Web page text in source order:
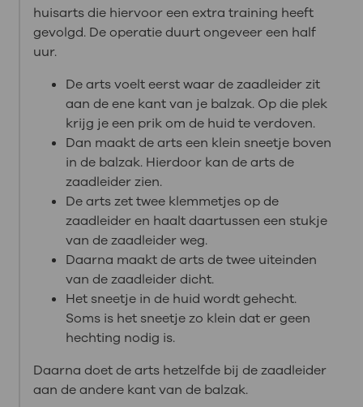
huisarts die hiervoor een extra training heeft
gevolgd. De operatie duurt ongeveer een half
uur.
De arts voelt eerst waar de zaadleider zit
aan de ene kant van je balzak. Op die plek
krijg je een prik om de huid te verdoven.
Dan maakt de arts een klein sneetje boven
in de balzak. Hierdoor kan de arts de
zaadleider zien.
De arts zet twee klemmetjes op de
zaadleider en haalt daartussen een stukje
van de zaadleider weg.
Daarna maakt de arts de twee uiteinden
van de zaadleider dicht.
Het sneetje in de huid wordt gehecht.
Soms is het sneetje zo klein dat er geen
hechting nodig is.
Daarna doet de arts hetzelfde bij de zaadleider
aan de andere kant van de balzak.